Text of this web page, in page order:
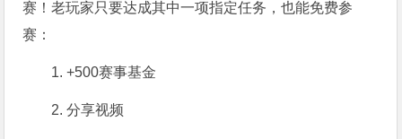
赛！老玩家只要达成其中一项指定任务，也能免费参
赛：
1. +500赛事基金
2. 分享视频